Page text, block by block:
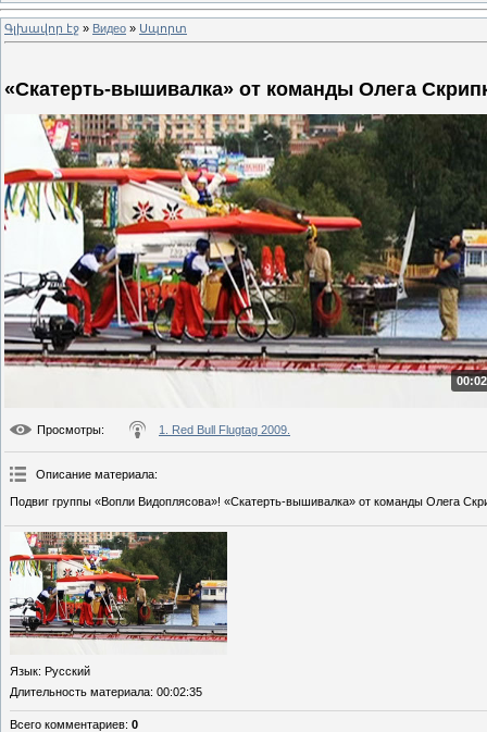
Գլխավոր էջ » Видео » Սպորտ
«Скатерть-вышивалка» от команды Олега
Просмотры: 1. Red Bull Flugtag 2009.
Описание материала:
Подвиг группы «Вопли Видоплясова»! «Скатерть-вышивалка» от команды Олега
Язык: Русский
Длительность материала: 00:02:35
Всего комментариев: 0